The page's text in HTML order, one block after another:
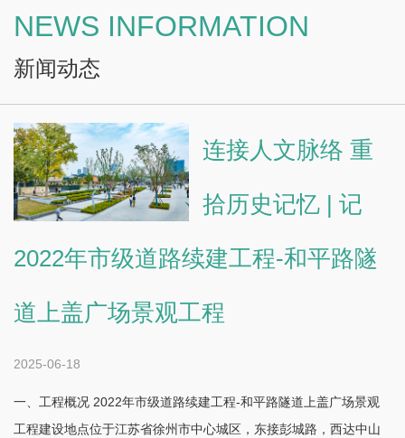
NEWS INFORMATION
新闻动态
连接人文脉络 重
拾历史记忆 | 记
2022年市级道路续建工程-和平路隧
道上盖广场景观工程
2025-06-18
一、工程概况 2022年市级道路续建工程-和平路隧道上盖广场景观
工程建设地点位于江苏省徐州市中心城区，东接彭城路，西达中山